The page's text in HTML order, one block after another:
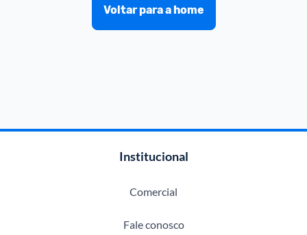
Voltar para a home
Institucional
Comercial
Fale conosco